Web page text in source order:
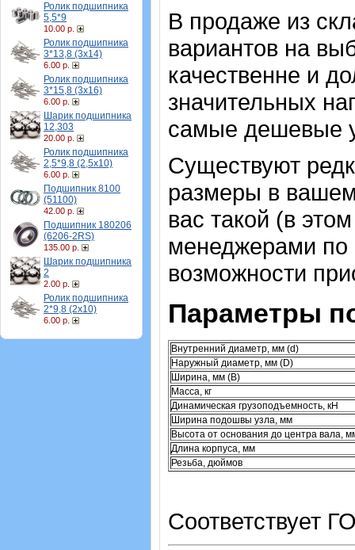
Ролик подшипника
5,5*9
10.00 р.
Ролик подшипника
3*13,8 (3х14)
6.00 р.
Ролик подшипника
3*15,8 (3х16)
6.00 р.
Шарик подшипника
12,303
20.00 р.
Ролик подшипника
2,5*9,8 (2,5х10)
6.00 р.
Подшипник 8100
(51100)
42.00 р.
Подшипник 180206
(6206-2RS)
135.00 р.
Шарик подшипника
2
2.00 р.
Ролик подшипника
2*9,8 (2х10)
6.00 р.
В продаже из
вариантов на
качественне и
значительных
самые дешевые
Существуют
размеры в
вас такой (в
менеджерами по
возможности
Параметры
Внутренний диаметр, мм (d)
Наружный диаметр, мм (D)
Ширина, мм (B)
Масса, кг
Динамическая грузоподъемность, кН
Ширина подошвы узла, мм
Высота от основания до центра вала,
Длина корпуса, мм
Резьба, дюймов
Соответствует